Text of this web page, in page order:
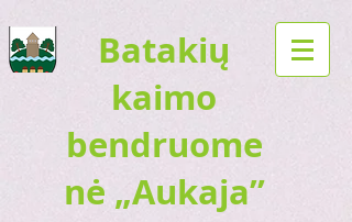
Batakių
kaimo
bendruome
nė „Aukaja”